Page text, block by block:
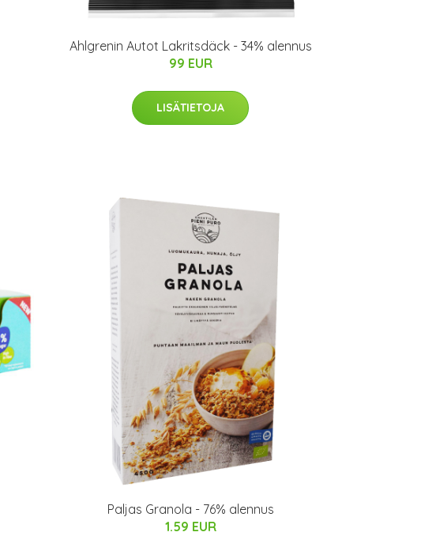
Ahlgrenin Autot Lakritsdäck - 34% alennus
99 EUR
LISÄTIETOJA
Paljas Granola - 76% alennus
1.59 EUR